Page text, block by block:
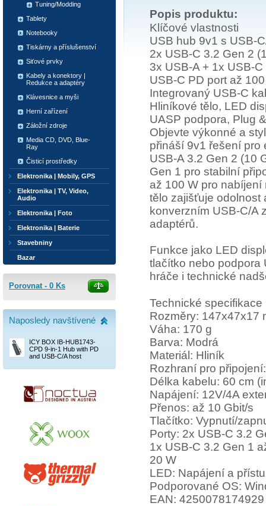
Popis produktu:
Klíčové vlastnosti
USB hub 9v1 s USB-
2x USB-C 3.2 Gen 2
3x USB-A + 1x USB-
USB-C PD port až
Integrovaný USB-C
Hliníkové tělo, LED
UASP podpora, Plug
Objevte výkonné a
přináší 9v1 řešení pro
USB-A 3.2 Gen 2 (10
Gen 1 pro stabilní
až 100 W pro
tělo zajišťuje odolnost
konverzním USB-C/A
adaptérů.
Funkce jako LED
tlačítko nebo podpora
hráče i technické
Technické specifikace
Rozměry: 147x47x17
Váha: 170 g
Barva: Modrá
Materiál: Hliník
Rozhraní pro
Délka kabelu: 60 cm
Napájení: 12V/4A
Přenos: až 10 Gbit/s
Tlačítko: Vypnutí/
Porty: 2x USB-C 3.2
1x USB-C 3.2 Gen 1
20 W
LED: Napájení a
Podporované OS:
EAN: 4250078174929
Tuning/Modding
Tablety
Notebooky
Tiskárny a příslušenství
Siťové prvky
Kabely a konektory |
Redukce a adaptéry
Klávesnice a myši
Herní zařízení
Záložní zdroje
Media CD, DVD, Blue-
Ray
Čisticí prostředky
Elektronika | Mobily, GPS
Elektronika | TV, Video,
Audio
Elektronika | Foto
Elektronika | Baterie
Stavebniny
Bazar
Porovnat - 0 Ks
Naposledy navštívené
ICY BOX IB-HUB1743-
CPD 9-in-1 Hub with PD
and USB-C/A host